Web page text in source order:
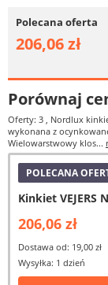
Polecana oferta
206,06 zł
Porównaj
Oferty: 3 , Nordlux
wykonana z
Wielowarstwowy klos...
POLECANA
Kinkiet VEJERS
206,06 zł
Dostawa od: 19,00 zł
Wysyłka: 1 dzień